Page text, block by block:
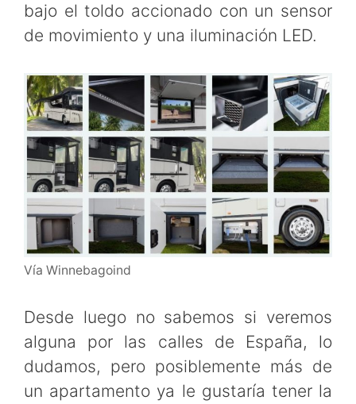
bajo el toldo accionado con un sensor
de movimiento y una iluminación LED.
Vía Winnebagoind
Desde luego no sabemos si veremos
alguna por las calles de España, lo
dudamos, pero posiblemente más de
un apartamento ya le gustaría tener la